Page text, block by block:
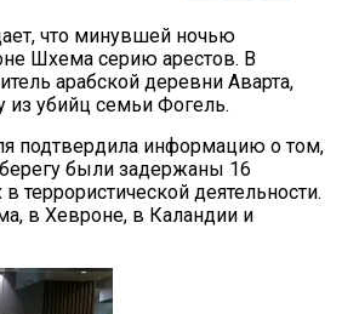
что минувшей ночью
Шхема серию арестов. В
арабской деревни Аварта,
убийц семьи Фогель.
подтвердила информацию о том,
были задержаны 16
террористической деятельности.
в Хевроне, в Каландии и